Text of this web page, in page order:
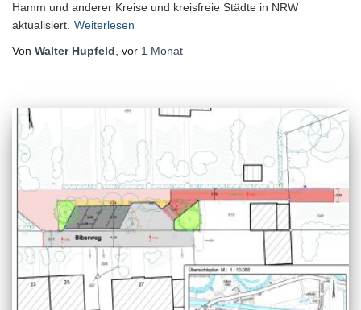
Hamm und anderer Kreise und kreisfreie Städte in NRW
aktualisiert. Weiterlesen
Von Walter Hupfeld , vor 1 Monat